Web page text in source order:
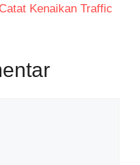
Kenaikan Traffic